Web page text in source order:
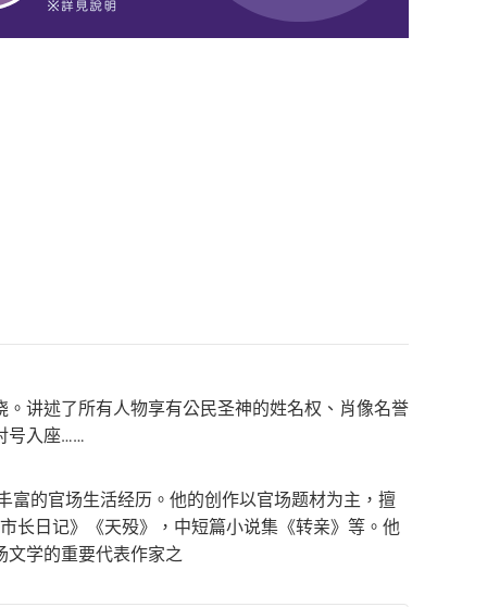
讲述了所有人物享有公民圣神的姓名权、肖像名誉
号入座……
的官场生活经历。他的创作以官场题材为主，擅
长日记》《天殁》，中短篇小说集《转亲》等。他
文学的重要代表作家之